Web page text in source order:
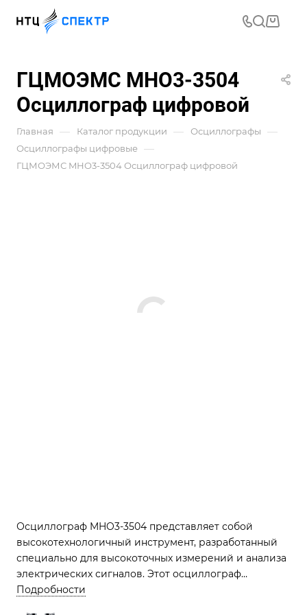
ГЦМОЭМС MНO3-3504
Осциллограф цифровой
Главная — Каталог продукции — Осциллографы —
Осциллографы цифровые —
ГЦМОЭМС MНO3-3504 Осциллограф цифровой
Осциллограф MHO3-3504 представляет собой
высокотехнологичный инструмент, разработанный
специально для высокоточных измерений и анализа
электрических сигналов. Этот осциллограф
объединяет в себе современные технологии,
Подробности